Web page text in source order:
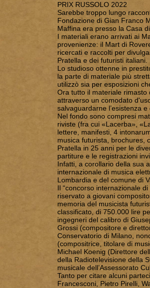
PRIX RUSSOLO 2022
Sarebbe troppo lungo
Fondazione di Gian Franco
Maffina era presso la Casa
I materiali erano arrivati ai
provenienze: il Mart di
ricercati e raccolti per
Pratella e dei futuristi italiani.
Lo studioso ottenne in
la parte di materiale più
utilizzò sia per esposizioni
Ora tutto il materiale rimasto
attraverso un comodato
salvaguardarne l’esistenza
Nel fondo sono compresi
riviste (fra cui «Lacerba»,
lettere, manifesti, 4
musica futurista, brochures,
Pratella in 25 anni per le
partiture e le registrazioni
Infatti, a corollario della sua
internazionale di musica
Lombardia e del comune di
Il “concorso internazionale
riservato a giovani
memoria del musicista
classificato, di 750.000 lire
ingegneri del calibro di
Grossi (compositore e
Conservatorio di Milano,
(compositrice, titolare di
Michael Koenig (Direttore
della Radiotelevisione della
musicale dell’Assessorato
Tanto per citare alcuni
Francesconi, Pietro Pirelli,